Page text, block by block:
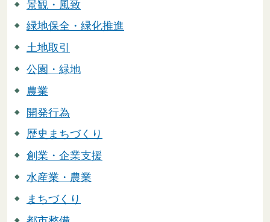
景観・風致
緑地保全・緑化推進
土地取引
公園・緑地
農業
開発行為
歴史まちづくり
創業・企業支援
水産業・農業
まちづくり